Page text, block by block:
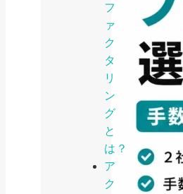
フ
ァ
ク
タ
リ
ン
グ
と
は？
ア
ク